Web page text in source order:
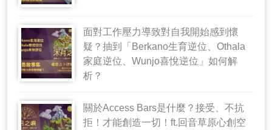
面對工作壓力導致對自我開始感到懷
疑？抽到「Berkano生育逆位、Othala
家庭逆位、Wunjo喜悅逆位」如何解
析？
關於Access Bars是什麼？接受、不抗
拒！才能創造一切！ft.回音草原心創空